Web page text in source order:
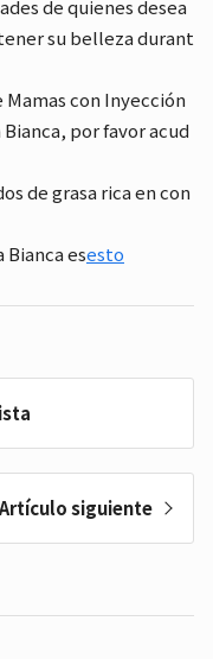
de quienes desea
su belleza durant
con Inyección
Bianca, por favor acud
de grasa rica en con
esesto
Artículo siguiente